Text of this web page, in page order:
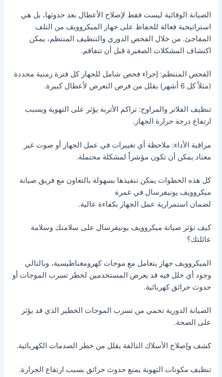
الصيانة الوقائية ليست فقط لإصلاح الأعطال بعد حدوثها، بل هي
استراتيجية فعالة للحفاظ على جهاز الميكروويف من التلف
المفاجئ. من خلال الفحص الدوري والتنظيف المنتظم، يمكن
اكتشاف المشكلات الصغيرة قبل أن تتفاقم.
الفحص المنتظم: إجراء فحص شامل للجهاز كل فترة زمنية محددة
(مثلاً كل 6 أشهر) يقلل من فرص التعرض لأعطال كبيرة.
تنظيف الفلاتر والمراوح: تراكم الأتربة يؤثر على التهوية ويسبب
ارتفاع درجة حرارة الجهاز.
مراقبة الأداء: ملاحظة أي تغييرات في عمل الجهاز أو صوت غير
معتاد يمكن أن تكون مؤشراً لمشكلة محتملة.
كل هذه الخطوات يمكن تنفيذها بسهولة بالتعاون مع فريق صيانة
ميكروويف يونيفرسال في غمرة
لضمان استمرارية عمل الجهاز بكفاءة عالية.
كيف تؤثر صيانة ميكروويف يونيفرسال على سلامتك وسلامة
عائلتك؟
الميكروويف جهاز يتعامل مع موجات كهرومغناطيسية، وبالتالي
وجود أي خلل فيه قد يعرض المستخدمين لخطر تسرب الموجات أو
حدوث حرائق كهربائية.
الصيانة الدورية تحمي من تسرب الموجات الخطير الذي قد يؤثر
على الصحة.
كشف وإصلاح الأسلاك التالفة يقلل من خطر الصدمات الكهربائية.
تنظيف مكونات التهوية يمنع حدوث حرائق بسبب ارتفاع الحرارة.